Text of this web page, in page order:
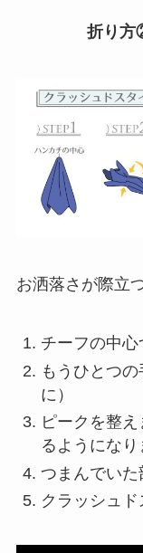
折り方
お洒落さが際立
チーフの中心
もうひとつ
に）
ピークを整
るようになり
つまんでい
クラッシュド